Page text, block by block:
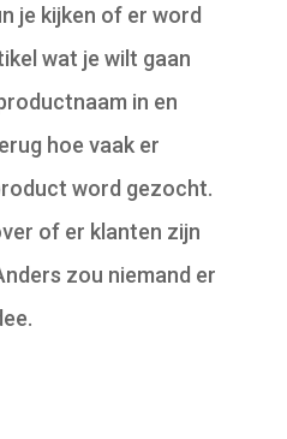
je kijken of er word
wat je wilt gaan
in en
hoe vaak er
word gezocht.
of er klanten zijn
zou niemand er